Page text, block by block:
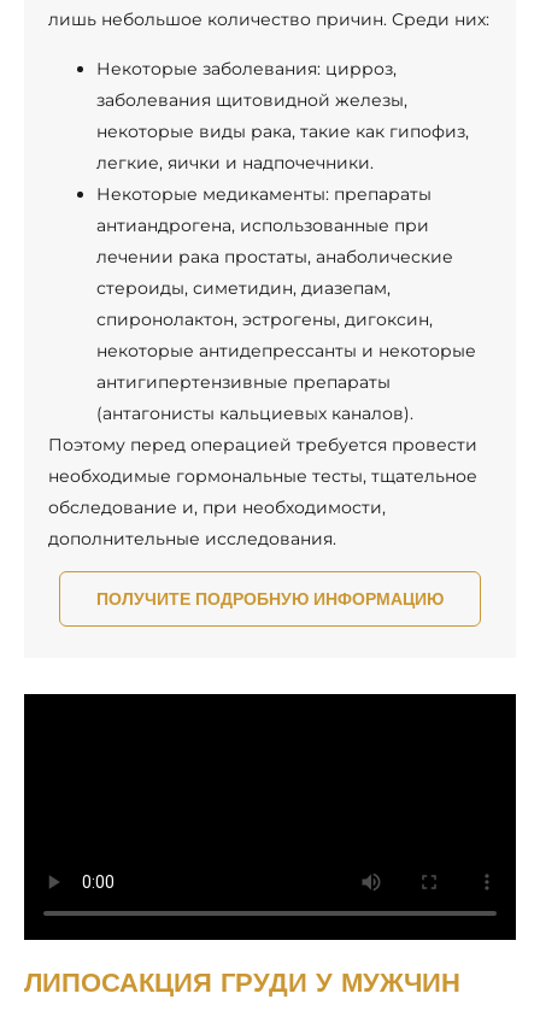
лишь небольшое количество причин. Среди них:
Некоторые заболевания: цирроз,
заболевания щитовидной железы,
некоторые виды рака, такие как гипофиз,
легкие, яички и надпочечники.
Некоторые медикаменты: препараты
антиандрогена, использованные при
лечении рака простаты, анаболические
стероиды, симетидин, диазепам,
спиронолактон, эстрогены, дигоксин,
некоторые антидепрессанты и некоторые
антигипертензивные препараты
(антагонисты кальциевых каналов).
Поэтому перед операцией требуется провести
необходимые гормональные тесты, тщательное
обследование и, при необходимости,
дополнительные исследования.
ПОЛУЧИТЕ ПОДРОБНУЮ ИНФОРМАЦИЮ
ЛИПОСАКЦИЯ ГРУДИ У МУЖЧИН